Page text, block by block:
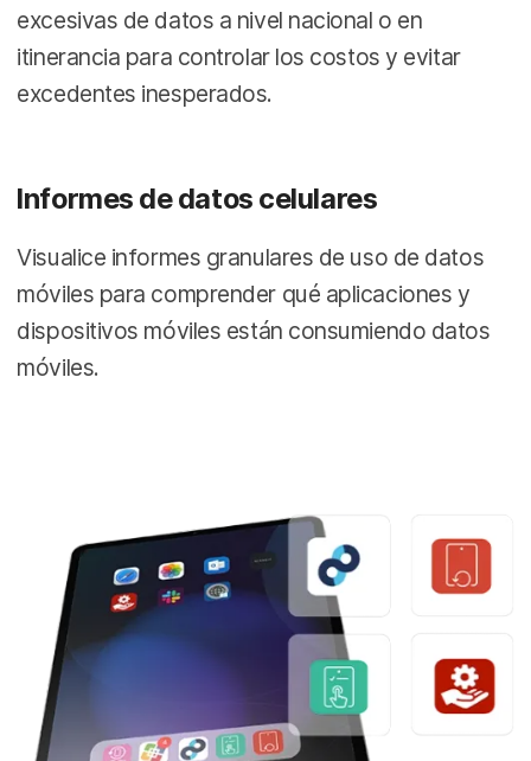
excesivas de datos a nivel nacional o en
itinerancia para controlar los costos y evitar
excedentes inesperados.
Informes de datos celulares
Visualice informes granulares de uso de datos
móviles para comprender qué aplicaciones y
dispositivos móviles están consumiendo datos
móviles.